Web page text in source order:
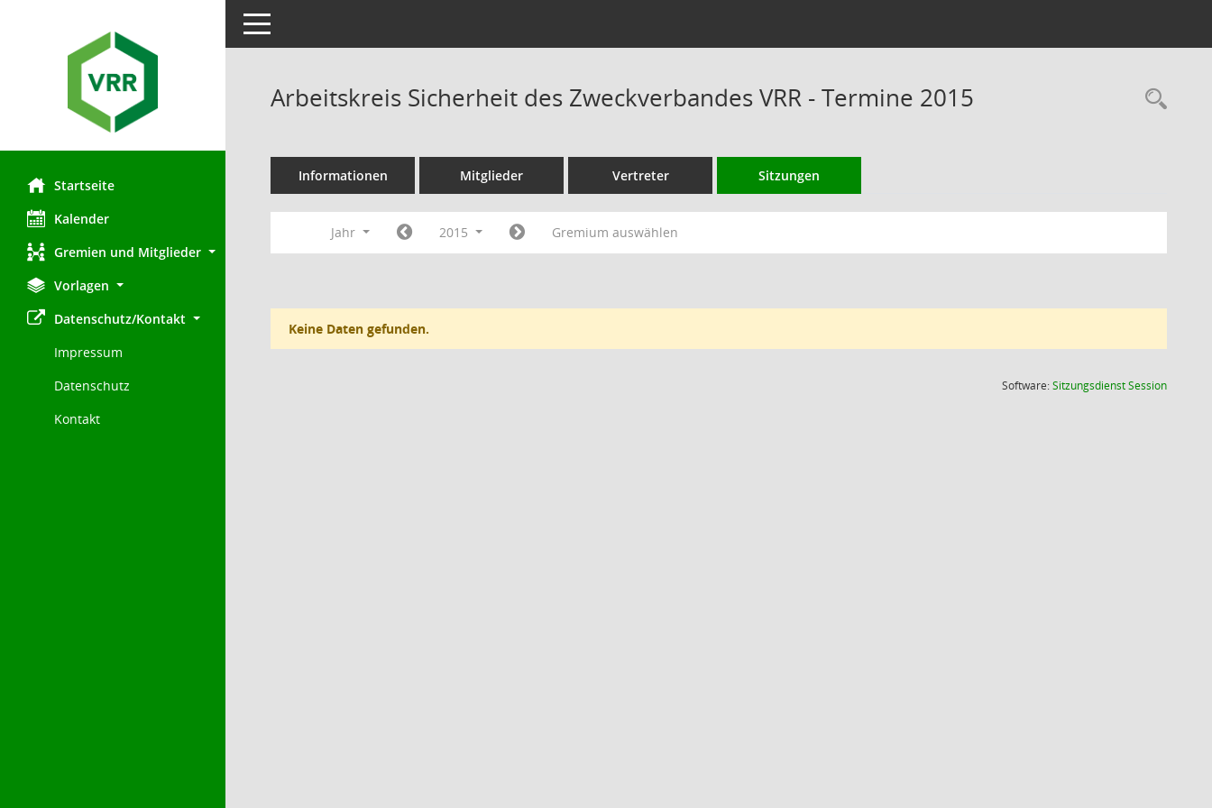
Startseite
Kalender
Gremien und Mitglieder
Vorlagen
Datenschutz/Kontakt
Impressum
Datenschutz
Kontakt
Toggle navigation
Arbeitskreis Sicherheit des Zweckverbandes VRR - Termine 2015
Informationen Mitglieder Vertreter Sitzungen
Jahr 2015 Gremium auswählen
Keine Daten gefunden.
Software:SitzungsdienstSession(Wird in